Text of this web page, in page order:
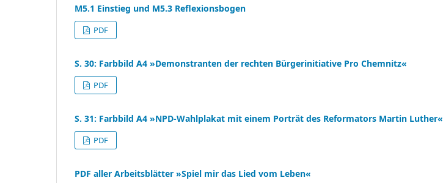
M5.1 Einstieg und M5.3 Reflexionsbogen
PDF
S. 30: Farbbild A4 »Demonstranten der rechten Bürgerinitiative Pro Chemnitz«
PDF
S. 31: Farbbild A4 »NPD-Wahlplakat mit einem Porträt des Reformators Martin Luther«
PDF
PDF aller Arbeitsblätter »Spiel mir das Lied vom Leben«